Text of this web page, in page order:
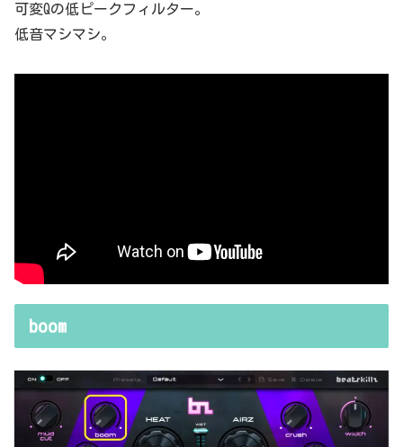
可変Qの低ピークフィルター。
低音マシマシ。
boom